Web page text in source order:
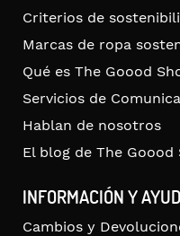
Criterios de
Marcas de ropa
Qué es The Goood
Servicios de
Hablan de nosotros
El blog de The Goood
INFORMACIÓN Y
Cambios y